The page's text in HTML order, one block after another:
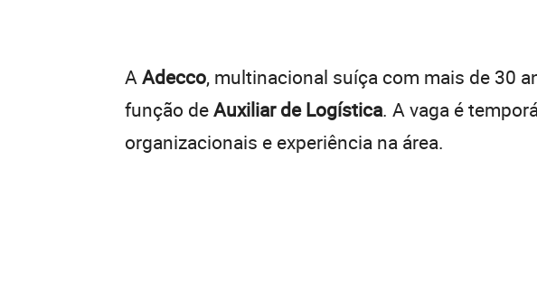
AAdecco, multinacional suíça com mais de 30
função deAuxiliar de Logística. A vaga é
organizacionais e experiência na área.